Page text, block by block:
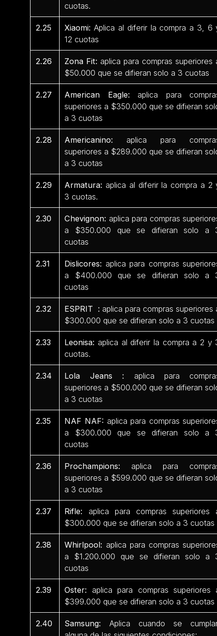
cuotas.
2.25 Xiaomi:Aplica al diferir la compra a 3, 6
12 cuotas
2.26 Zona Fit: aplica para compras superiores
$50.000 que se difieran solo a 3 cuotas
2.27 American Eagle: aplica para
superiores a $350.000 que se difieran
a 3 cuotas
2.28 Americanino: aplica para
superiores a $289.000 que se difieran
a 3 cuotas
2.29 Armatura: aplica al diferir la compra a 2
3 cuotas.
2.30 Chevignon: aplica para compras
a $350.000 que se difieran solo a
cuotas
2.31 Dislicores: aplica para compras
a $400.000 que se difieran solo a
cuotas
2.32 ESPRIT : aplica para compras superiores
$300.000 que se difieran solo a 3 cuotas
2.33 Leonisa: aplica al diferir la compra a 2 y
cuotas.
2.34 Lola Jeans : aplica para
superiores a $500.000 que se difieran
a 3 cuotas
2.35 NAF NAF: aplica para compras
a $300.000 que se difieran solo a
cuotas
2.36 Prochampions: aplica para
superiores a $599.000 que se difieran
a 3 cuotas
2.37 Rifle: aplica para compras superiores
$300.000 que se difieran solo a 3 cuotas
2.38 Whirlpool: aplica para compras
a $1.200.000 que se difieran solo a
cuotas
2.39 Oster: aplica para compras superiores
$399.000 que se difieran solo a 3 cuotas
2.40 Samsung: Aplica cuando se